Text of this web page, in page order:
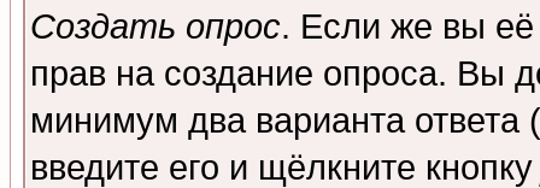
Создать опрос. Если же вы её
прав на создание опроса. Вы
минимум два варианта ответа
введите его и щёлкните